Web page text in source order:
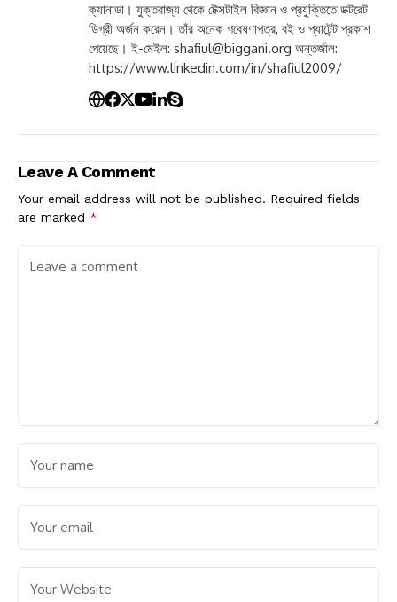
ক্যানাডা। যুক্তরাজ্য থেকে টেক্সটাইল বিজ্ঞান ও প্রযুক্তিতে ডক্টরেট
ডিগ্রী অর্জন করেন। তাঁর অনেক গবেষণাপত্র, বই ও প্যাটেন্ট প্রকাশ
পেয়েছে। ই-মেইল: shafiul@biggani.org অন্তর্জাল:
https://www.linkedin.com/in/shafiul2009/
Leave A Comment
Your email address will not be published. Required fields
are marked *